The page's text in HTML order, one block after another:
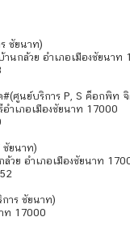
ชัยนาท)
กล้วย อำเภอเมืองชัยนาท
ศูนย์บริการ P, S ค็อกพิท จิ
เภอเมืองชัยนาท 17000
ยนาท)
วย อำเภอเมืองชัยนาท
าร ชัยนาท)
ท 17000